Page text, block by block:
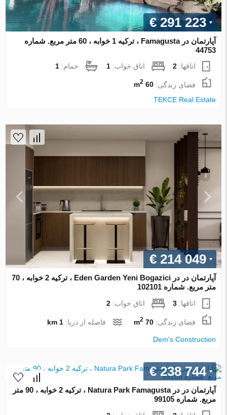
€ 291 223
آپارتمان در Famagusta ، ترکیه 1 خوابه ، 60 متر مربع. شماره
44753
اتاقها:2 اتاق خواب:1 حمام:1
فضای زندگی:60 m
2
TEKCE Real Estate
€ 214 049
آپارتمان در در Eden Garden Yeni Bogazici ، ترکیه 2 خوابه ، 70
متر مربع. شماره 102101
اتاقها:3 اتاق خواب:2
فضای زندگی:70 m
2 فاصله از دریا:1 km
Dem's Construction
€ 238 744
آپارتمان در در Natura Park Famagusta ، ترکیه 2 خوابه ، 90 متر
مربع. شماره 99105